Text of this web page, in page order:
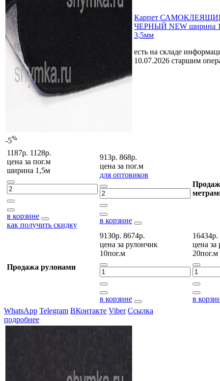
-5%
Карпет
ЧЕРНЫЙ NEW ширина
3,5мм
есть на складе
10.07.2026 старшим
1187р. 1128р.
цена за пог.м
ширина 1,5м
в корзине
как получить скидку
913р. 868р.
цена за пог.м
для оптовиков
в корзине
Продажа рулонами
9130р. 8674р.
цена за рулончик
10пог.м
в корзине
16434р.
цена за
20пог.м
в
WhatsApp Telegram ВКонтакте Viber Ссылка
подробнее